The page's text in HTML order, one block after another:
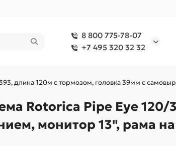
8 800 775-78-07
+7 495 320 32 32
длина 120м с тормозом, головка 39мм с
Rotorica Pipe Еуе 120/
монитор 13", рама